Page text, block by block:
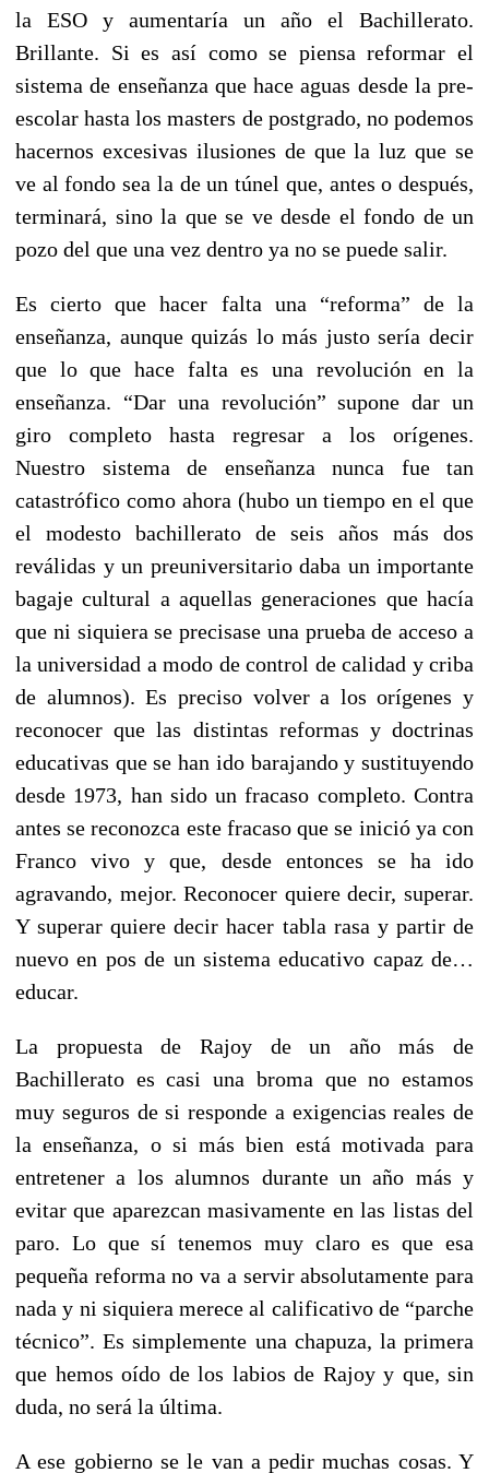
la ESO y aumentaría un año el Bachillerato.
Brillante. Si es así como se piensa reformar el
sistema de enseñanza que hace aguas desde la pre-
escolar hasta los masters de postgrado, no podemos
hacernos excesivas ilusiones de que la luz que se
ve al fondo sea la de un túnel que, antes o después,
terminará, sino la que se ve desde el fondo de un
pozo del que una vez dentro ya no se puede salir.
Es cierto que hacer falta una “reforma” de la
enseñanza, aunque quizás lo más justo sería decir
que lo que hace falta es una revolución en la
enseñanza. “Dar una revolución” supone dar un
giro completo hasta regresar a los orígenes.
Nuestro sistema de enseñanza nunca fue tan
catastrófico como ahora (hubo un tiempo en el que
el modesto bachillerato de seis años más dos
reválidas y un preuniversitario daba un importante
bagaje cultural a aquellas generaciones que hacía
que ni siquiera se precisase una prueba de acceso a
la universidad a modo de control de calidad y criba
de alumnos). Es preciso volver a los orígenes y
reconocer que las distintas reformas y doctrinas
educativas que se han ido barajando y sustituyendo
desde 1973, han sido un fracaso completo. Contra
antes se reconozca este fracaso que se inició ya con
Franco vivo y que, desde entonces se ha ido
agravando, mejor. Reconocer quiere decir, superar.
Y superar quiere decir hacer tabla rasa y partir de
nuevo en pos de un sistema educativo capaz de…
educar.
La propuesta de Rajoy de un año más de
Bachillerato es casi una broma que no estamos
muy seguros de si responde a exigencias reales de
la enseñanza, o si más bien está motivada para
entretener a los alumnos durante un año más y
evitar que aparezcan masivamente en las listas del
paro. Lo que sí tenemos muy claro es que esa
pequeña reforma no va a servir absolutamente para
nada y ni siquiera merece al calificativo de “parche
técnico”. Es simplemente una chapuza, la primera
que hemos oído de los labios de Rajoy y que, sin
duda, no será la última.
A ese gobierno se le van a pedir muchas cosas. Y